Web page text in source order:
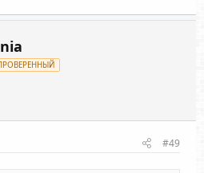
#49